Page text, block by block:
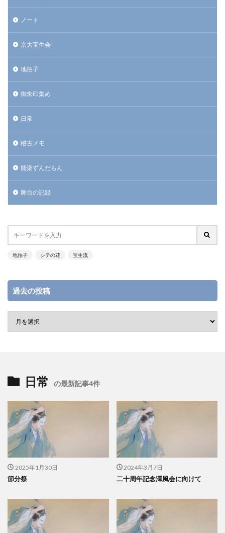
ノート
京大宝生会
地拍子
御朱印集め
日常
稽古メモ
能楽ずんだもん
舞台の記録
地拍子 シテの花 宝生流
過去の投稿
日常 の最新記事4件
2025年1月30日
節分祭
2024年3月7日
二十周年記念澤風会に向けて